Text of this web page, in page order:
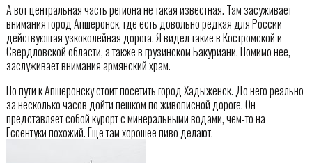
А вот центральная часть региона не такая известная. Там засуживает
внимания город Апшеронск, где есть довольно редкая для России
действующая узкоколейная дорога. Я видел такие в Костромской и
Свердловской области, а также в грузинском Бакуриани. Помимо нее,
заслуживает внимания армянский храм.
По пути к Апшеронску стоит посетить город Хадыженск. До него реально
за несколько часов дойти пешком по живописной дороге. Он
представляет собой курорт с минеральными водами, чем-то на
Ессентуки похожий. Еще там хорошее пиво делают.